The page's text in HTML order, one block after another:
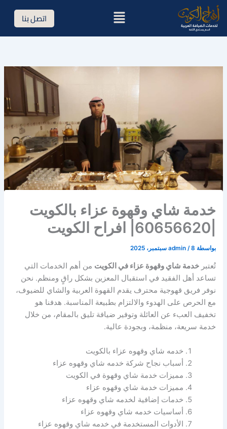
تخطي
إلى
المحتوى
القائمة اتصل بنا
خدمة شاي وقهوة عزاء بالكويت
بواسطة admin /8 سبتمبر، 2025
تُعتبرخدمة شاي وقهوة عزاء في الكويت من أهم الخدمات التي
تساعد أهل الفقيد في استقبال المعزين بشكل راقٍ ومنظم. نحن
نوفر فريق قهوجية محترف يقدم القهوة العربية والشاي للضيوف،
مع الحرص على الهدوء والالتزام بطبيعة المناسبة. هدفنا هو
تخفيف العبء عن العائلة وتوفير ضيافة تليق بالمقام، من خلال
خدمة سريعة، منظمة، وبجودة عالية.
خدمه شاي وقهوه عزاء بالكويت
أسباب نجاح شركة خدمه شاي وقهوه عزاء
مميزات خدمة شاي وقهوة في الكويت
مميزات خدمة شاي وقهوه عزاء
خدمات إضافية لخدمه شاي وقهوه عزاء
أساسيات خدمه شاي وقهوه عزاء
الأدوات المستخدمة في خدمه شاي وقهوه عزاء